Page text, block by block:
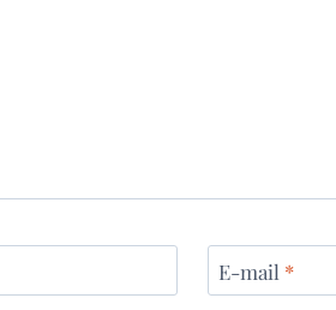
E-mail *